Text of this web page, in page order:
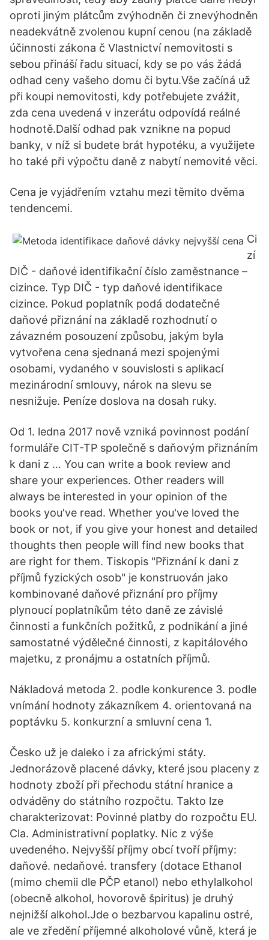
oproti jiným plátcům zvýhodněn či znevýhodněn
neadekvátně zvolenou kupní cenou (na základě
účinnosti zákona č Vlastnictví nemovitosti s
sebou přináší řadu situací, kdy se po vás žádá
odhad ceny vašeho domu či bytu.Vše začíná už
při koupi nemovitosti, kdy potřebujete zvážit,
zda cena uvedená v inzerátu odpovídá reálné
hodnotě.Další odhad pak vznikne na popud
banky, v níž si budete brát hypotéku, a využijete
ho také při výpočtu daně z nabytí nemovité věci.
Cena je vyjádřením vztahu mezi těmito dvěma
tendencemi.
Ci
zí
DIČ - daňové identifikační číslo zaměstnance –
cizince. Typ DIČ - typ daňové identifikace
cizince. Pokud poplatník podá dodatečné
daňové přiznání na základě rozhodnutí o
závazném posouzení způsobu, jakým byla
vytvořena cena sjednaná mezi spojenými
osobami, vydaného v souvislosti s aplikací
mezinárodní smlouvy, nárok na slevu se
nesnižuje. Peníze doslova na dosah ruky.
Od 1. ledna 2017 nově vzniká povinnost podání
formuláře CIT-TP společně s daňovým přiznáním
k dani z … You can write a book review and
share your experiences. Other readers will
always be interested in your opinion of the
books you've read. Whether you've loved the
book or not, if you give your honest and detailed
thoughts then people will find new books that
are right for them. Tiskopis "Přiznání k dani z
příjmů fyzických osob" je konstruován jako
kombinované daňové přiznání pro příjmy
plynoucí poplatníkům této daně ze závislé
činnosti a funkčních požitků, z podnikání a jiné
samostatné výdělečné činnosti, z kapitálového
majetku, z pronájmu a ostatních příjmů.
Nákladová metoda 2. podle konkurence 3. podle
vnímání hodnoty zákazníkem 4. orientovaná na
poptávku 5. konkurzní a smluvní cena 1.
Česko už je daleko i za africkými státy.
Jednorázově placené dávky, které jsou placeny z
hodnoty zboží při přechodu státní hranice a
odváděny do státního rozpočtu. Takto lze
charakterizovat: Povinné platby do rozpočtu EU.
Cla. Administrativní poplatky. Nic z výše
uvedeného. Nejvyšší příjmy obcí tvoří příjmy:
daňové. nedaňové. transfery (dotace Ethanol
(mimo chemii dle PČP etanol) nebo ethylalkohol
(obecně alkohol, hovorově špiritus) je druhý
nejnižší alkohol.Jde o bezbarvou kapalinu ostré,
ale ve zředění příjemné alkoholové vůně, která je